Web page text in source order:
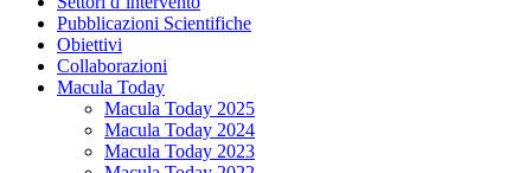
Pubblicazioni Scientifiche
Obiettivi
Collaborazioni
Macula Today
Macula Today 2025
Macula Today 2024
Macula Today 2023